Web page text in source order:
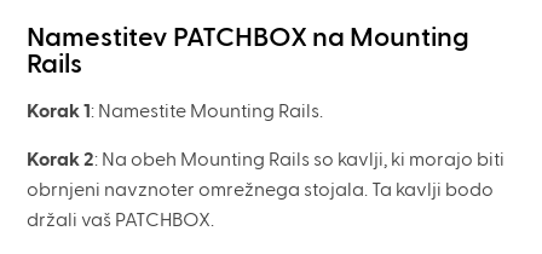
Namestitev PATCHBOX na Mounting
Rails
Korak 1 : Namestite Mounting Rails.
Korak 2: Na obeh Mounting Rails so kavlji, ki morajo biti
obrnjeni navznoter omrežnega stojala. Ta kavlji bodo
držali vaš PATCHBOX.